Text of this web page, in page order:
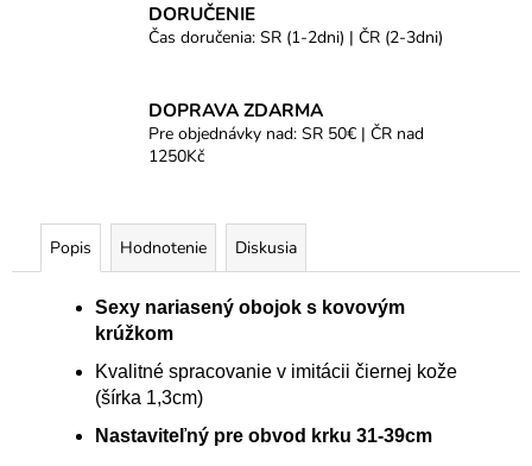
DORUČENIE
Čas doručenia: SR (1-2dni) | ČR (2-3dni)
DOPRAVA ZDARMA
Pre objednávky nad: SR 50€ | ČR nad
1250Kč
Popis Hodnotenie Diskusia
Sexy nariasený obojok s kovovým
krúžkom
Kvalitné spracovanie v imitácii čiernej kože
(šírka 1,3cm)
Nastaviteľný pre obvod krku 31-39cm